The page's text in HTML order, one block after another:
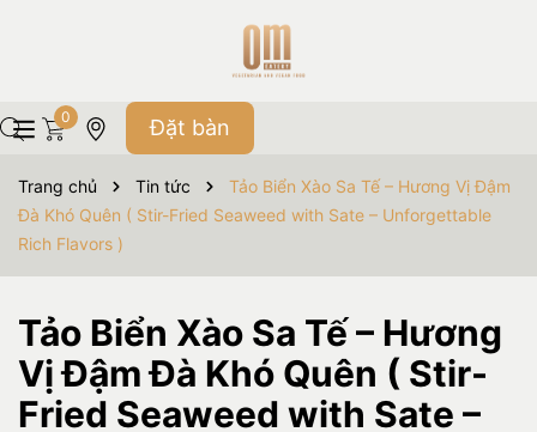
0 Đặt bàn
Trang chủ Tin tức
Tảo Biển Xào Sa Tế – Hương Vị Đậm
Đà Khó Quên ( Stir-Fried Seaweed with Sate – Unforgettable
Rich Flavors )
Tảo Biển Xào Sa Tế – Hương
Vị Đậm Đà Khó Quên ( Stir-
Fried Seaweed with Sate –